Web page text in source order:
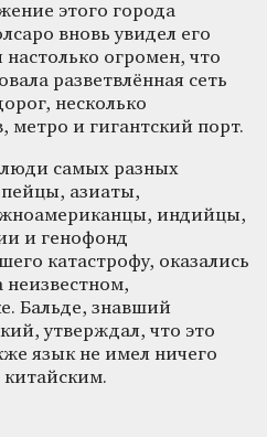
этого города
вновь увидел его
огромен, что
разветвлённая сеть
несколько
метро и гигантский порт.
люди самых разных
азиаты,
индийцы,
и генофонд
катастрофу, оказались
неизвестном,
Бальде, знавший
утверждал, что это
язык не имел ничего